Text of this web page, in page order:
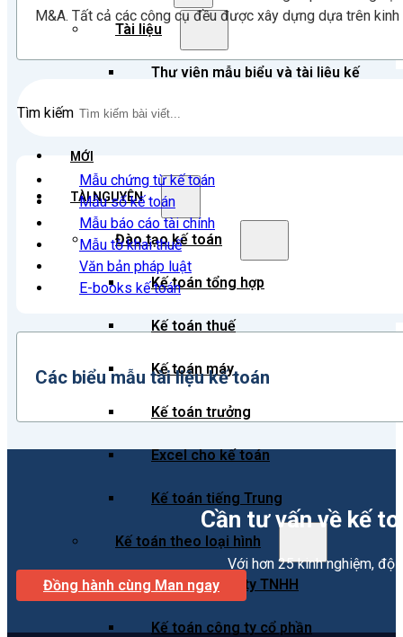
Tài liệu
Thư viện mẫu biểu và tài liệu kế
toán
MỚI
TÀI NGUYÊN
Đào tạo kế toán
Kế toán tổng hợp
Kế toán thuế
Kế toán máy
Kế toán trưởng
Excel cho kế toán
Kế toán tiếng Trung
Kế toán theo loại hình
Kế toán công ty TNHH
Kế toán công ty cổ phần
M&A. Tất cả các công cụ đều được xây dựng dựa trên
Tìm kiếm
Mẫu chứng từ kế toán
Mẫu sổ kế toán
Mẫu báo cáo tài chính
Mẫu tờ khai thuế
Văn bản pháp luật
E-books kế toán
Các biểu mẫu tài liệu kế toán
Cần tư vấn về kế
Với hơn 25 kinh nghiệm,
Đồng hành cùng Man ngay